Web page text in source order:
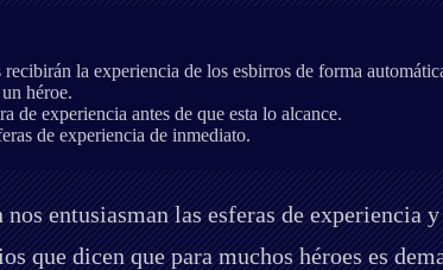
la experiencia de los esbirros de forma
héroe.
de experiencia antes de que esta lo alcance.
de experiencia de inmediato.
entusiasman las esferas de experiencia
que dicen que para muchos héroes es